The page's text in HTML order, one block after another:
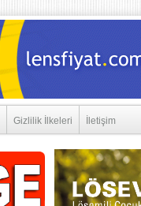
Gizlilik İlkeleri İletişim